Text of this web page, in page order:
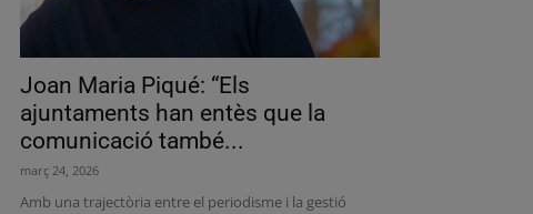
Joan Maria Piqué: “Els
ajuntaments han entès que la
comunicació també...
març 24, 2026
Amb una trajectòria entre el periodisme i la gestió